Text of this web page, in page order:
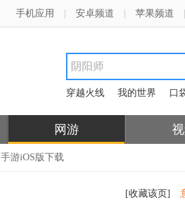
手机应用 安卓频道 苹果频道
穿越火线 我的世界 口
网游
游iOS版下载
[收藏该页]